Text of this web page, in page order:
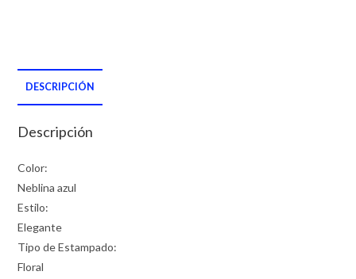
DESCRIPCIÓN
Descripción
Color:
Neblina azul
Estilo:
Elegante
Tipo de Estampado:
Floral